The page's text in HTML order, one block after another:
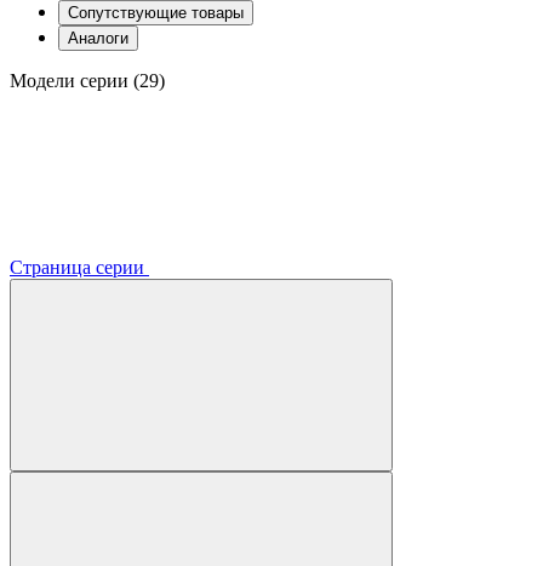
Сопутствующие товары
Аналоги
Модели серии (29)
Страница серии